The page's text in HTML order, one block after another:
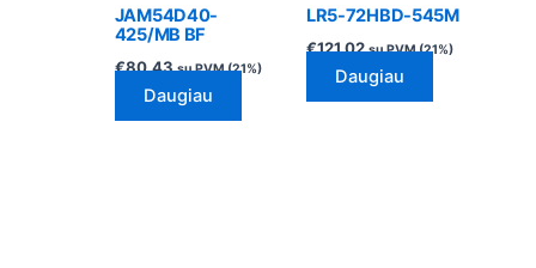
JAM54D40-
425/MB BF
€80.43 su PVM (21%)
Daugiau
LR5-72HBD-545M
€121.02 su PVM (21%)
Daugiau